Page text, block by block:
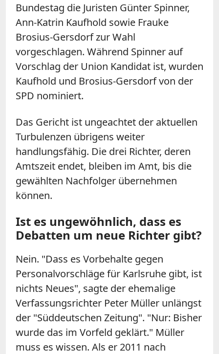
Bundestag die Juristen Günter Spinner,
Ann-Katrin Kaufhold sowie Frauke
Brosius-Gersdorf zur Wahl
vorgeschlagen. Während Spinner auf
Vorschlag der Union Kandidat ist, wurden
Kaufhold und Brosius-Gersdorf von der
SPD nominiert.
Das Gericht ist ungeachtet der aktuellen
Turbulenzen übrigens weiter
handlungsfähig. Die drei Richter, deren
Amtszeit endet, bleiben im Amt, bis die
gewählten Nachfolger übernehmen
können.
Ist es ungewöhnlich, dass es
Debatten um neue Richter gibt?
Nein. "Dass es Vorbehalte gegen
Personalvorschläge für Karlsruhe gibt, ist
nichts Neues", sagte der ehemalige
Verfassungsrichter Peter Müller unlängst
der "Süddeutschen Zeitung". "Nur: Bisher
wurde das im Vorfeld geklärt." Müller
muss es wissen. Als er 2011 nach